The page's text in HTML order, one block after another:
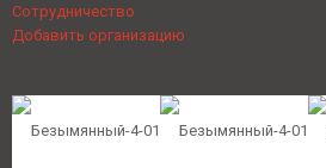
Сотрудничество
Добавить организацию